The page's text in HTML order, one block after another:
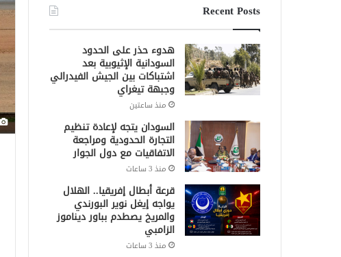
Recent Posts
هدوء حذر على الحدود
السودانية الإثيوبية بعد
اشتباكات بين الجيش الفيدرالي
وجبهة تيغراي
منذ ساعتين
السودان يتجه لإعادة تنظيم
التجارة الحدودية ومراجعة
الاتفاقيات مع دول الجوار
منذ 3 ساعات
قرعة أبطال إفريقيا.. الهلال
يواجه إيغل نوير البورندي
والمريخ يصطدم بباور ديناموز
الزامبي
منذ 3 ساعات